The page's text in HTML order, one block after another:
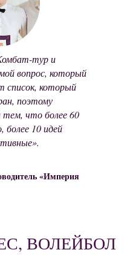
тур и
вопрос, который
список, который
поэтому
тем, что более 60
более 10 идей
«Империя
ВОЛЕЙБОЛ